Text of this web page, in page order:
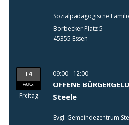
Sozialpädagogische
Borbecker Platz 5
45355 Essen
14
AUG.
Freitag
09:00 - 12:00
OFFENE
Steele
Evgl. Gemeindezentrum